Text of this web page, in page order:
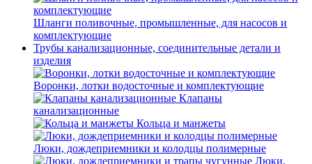
Шланги поливочные, промышленные, для насосов и
комплектующие
Трубы канализационные, соединительные детали и
изделия
Воронки, лотки водосточные и комплектующие
Клапаны
канализационные
Кольца и манжеты
Люки, дождеприемники и колодцы полимерные
Люки,